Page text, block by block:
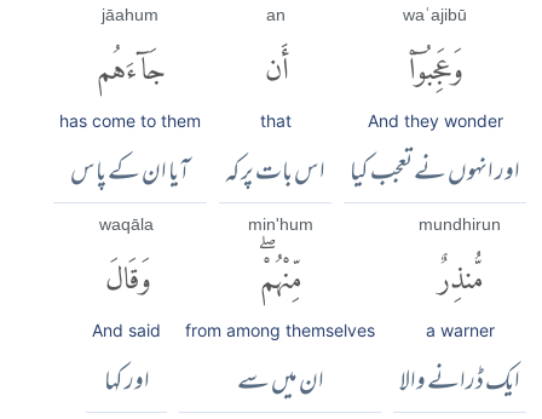
waʿajibū
وَعَجِبُوٓا۟
And they wonder
اور انہوں نے تعجب کیا
an
أَن
that
اس بات پر کہ
jāahum
جَآءَهُم
has come to them
آیا ان کے پاس
mundhirun
مُّنذِرٌ
a warner
ایک ڈرانے والا
min'hum
مِّنْهُمْۖ
from among themselves
ان میں سے
waqāla
وَقَالَ
And said
اور کہا